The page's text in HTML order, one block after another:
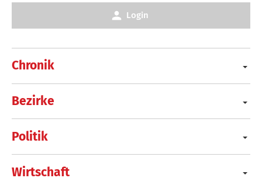
Chronik
Bezirke
Politik
Wirtschaft
Login